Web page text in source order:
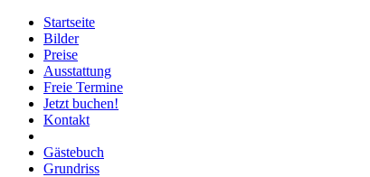
Startseite
Bilder
Preise
Ausstattung
Freie Termine
Jetzt buchen!
Kontakt
Gästebuch
Grundriss